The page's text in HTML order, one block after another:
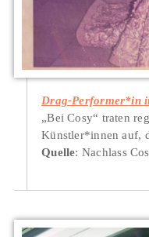
Drag-Performer*in
„Bei Cosy“ traten
Künstler*innen auf,
Quelle: Nachlass